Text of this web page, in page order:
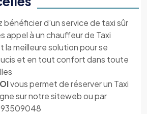
bénéficier d’un service de taxi sûr
appel à un chauffeur de Taxi
la meilleure solution pour se
et en tout confort dans toute
vous permet de réserver un Taxi
sur notre siteweb ou par